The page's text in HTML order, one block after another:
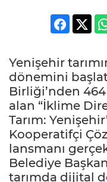
Yenişehir
dönemini
Birliği’nden
alan “İklime
Tarım:
Kooperatifçi
lansmanı
Belediye
tarımda dijital